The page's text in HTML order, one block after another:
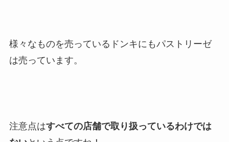
様々なものを売っているドンキにもパストリーゼ
は売っています。
注意点はすべての店舗で取り扱っているわけでは